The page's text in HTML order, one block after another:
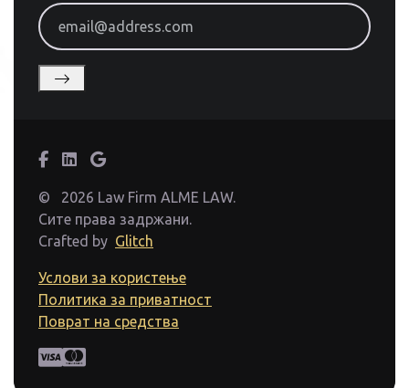
email@address.com
©
2026 Law Firm ALME LAW.
Сите права задржани.
Crafted by Glitch
Услови за користење
Политика за приватност
Поврат на средства